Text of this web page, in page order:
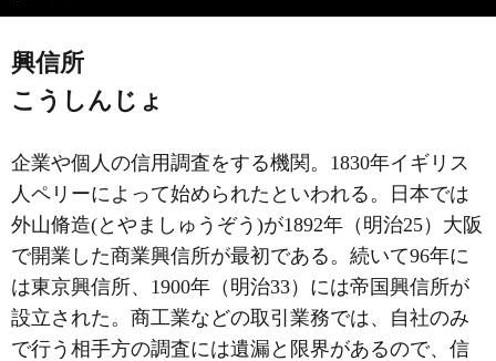
興信所
こうしんじょ
企業や個人の信用調査をする機関。1830年イギリス
人ペリーによって始められたといわれる。日本では
外山脩造(とやましゅうぞう)が1892年（明治25）大阪
で開業した商業興信所が最初である。続いて96年に
は東京興信所、1900年（明治33）には帝国興信所が
設立された。商工業などの取引業務では、自社のみ
で行う相手方の調査には遺漏と限界があるので、信